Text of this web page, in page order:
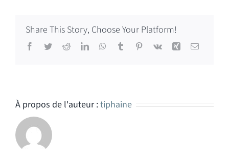
Share This Story, Choose Your Platform!
Facebook
TwitterRedditLinkedInWhatsApp
Tumblr Pinterest
Vk Xing Email
À propos de l'auteur :tiphaine